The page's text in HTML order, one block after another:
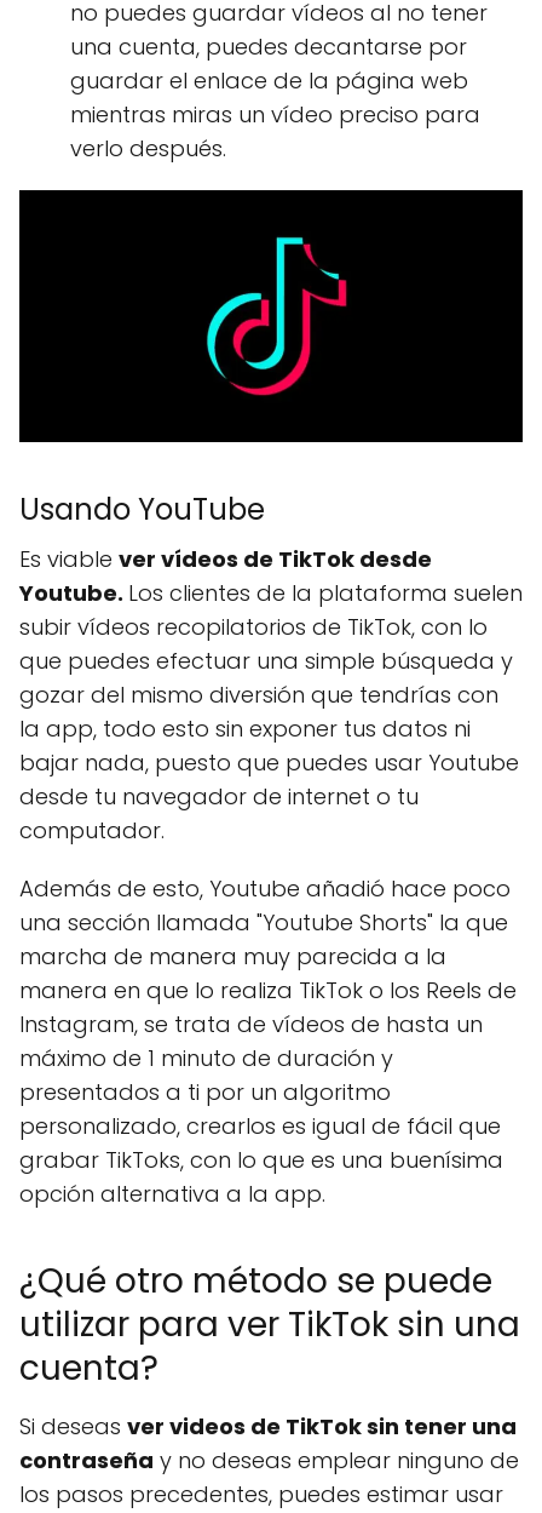
no puedes guardar vídeos al no tener
una cuenta, puedes decantarse por
guardar el enlace de la página web
mientras miras un vídeo preciso para
verlo después.
Usando YouTube
Es viable ver vídeos de TikTok desde
Youtube. Los clientes de la plataforma suelen
subir vídeos recopilatorios de TikTok, con lo
que puedes efectuar una simple búsqueda y
gozar del mismo diversión que tendrías con
la app, todo esto sin exponer tus datos ni
bajar nada, puesto que puedes usar Youtube
desde tu navegador de internet o tu
computador.
Además de esto, Youtube añadió hace poco
una sección llamada "Youtube Shorts" la que
marcha de manera muy parecida a la
manera en que lo realiza TikTok o los Reels de
Instagram, se trata de vídeos de hasta un
máximo de 1 minuto de duración y
presentados a ti por un algoritmo
personalizado, crearlos es igual de fácil que
grabar TikToks, con lo que es una buenísima
opción alternativa a la app.
¿Qué otro método se puede
utilizar para ver TikTok sin una
cuenta?
Si deseas ver videos de TikTok sin tener una
contraseña y no deseas emplear ninguno de
los pasos precedentes, puedes estimar usar